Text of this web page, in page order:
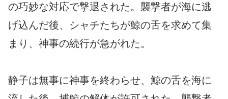
の巧妙な対応で撃退された。襲撃者が海に逃
げ込んだ後、シャチたちが鯨の舌を求めて集
まり、神事の続行が急がれた。
静子は無事に神事を終わらせ、鯨の舌を海に